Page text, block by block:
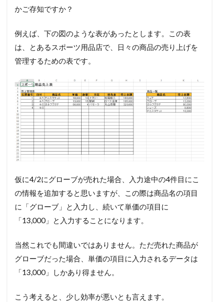
かご存知ですか？
例えば、下の図のような表があったとします。この表
は、とあるスポーツ用品店で、日々の商品の売り上げを
管理するための表です。
仮に4/2にグローブが売れた場合、入力途中の4件目にこ
の情報を追加すると思いますが、この際は商品名の項目
に「グローブ」と入力し、続いて単価の項目に
「13,000」と入力することになります。
当然これでも間違いではありません。ただ売れた商品が
グローブだった場合、単価の項目に入力されるデータは
「13,000」しかあり得ません。
こう考えると、少し効率が悪いとも言えます。